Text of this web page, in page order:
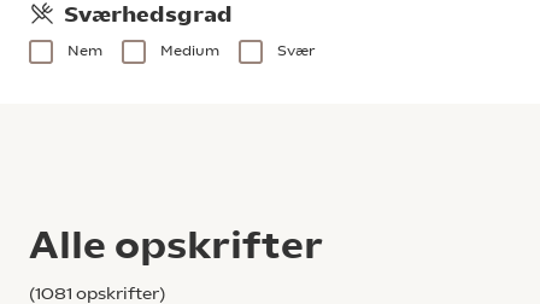
Sværhedsgrad
Nem Medium Svær
Alle opskrifter
(1081 opskrifter)